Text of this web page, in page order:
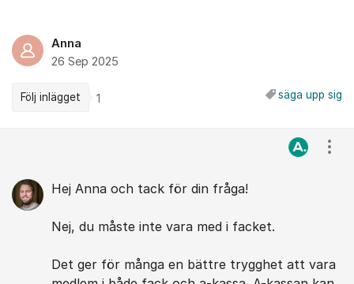
Anna
26 Sep 2025
säga upp sig
Följ inlägget 1
Hej Anna och tack för din fråga!
Nej, du måste inte vara med i facket.
Det ger för många en bättre trygghet att vara